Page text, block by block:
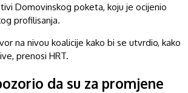
Domovinskog poketa, koju je ocijenio
profilisanja.
na nivou koalicije kako bi se utvrdio, kako
prenosi HRT.
da su za promjene